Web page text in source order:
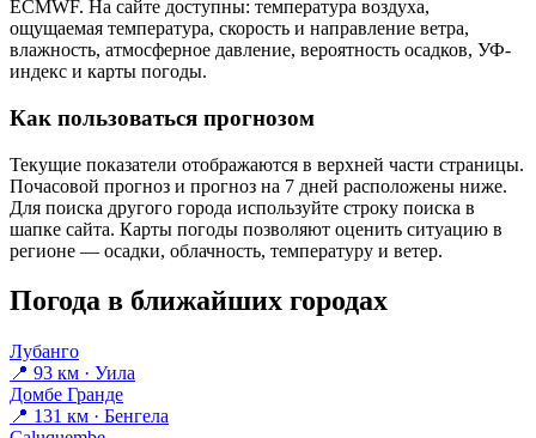
ECMWF. На сайте доступны: температура воздуха,
ощущаемая температура, скорость и направление ветра,
влажность, атмосферное давление, вероятность осадков, УФ-
индекс и карты погоды.
Как пользоваться прогнозом
Текущие показатели отображаются в верхней части страницы.
Почасовой прогноз и прогноз на 7 дней расположены ниже.
Для поиска другого города используйте строку поиска в
шапке сайта. Карты погоды позволяют оценить ситуацию в
регионе — осадки, облачность, температуру и ветер.
Погода в ближайших городах
Лубанго
📍 93 км · Уила
Домбе Гранде
📍 131 км · Бенгела